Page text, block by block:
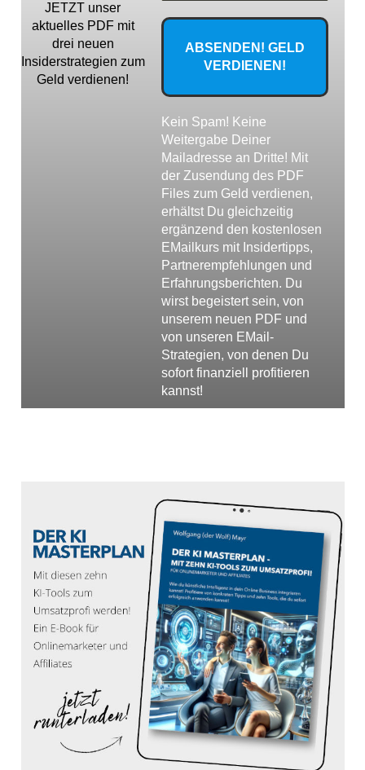
JETZT unser
aktuelles PDF mit
drei neuen
Insiderstrategien zum
Geld verdienen!
Kein Spam! Keine
Weitergabe Deiner
Mailadresse an Dritte! Mit
der Zusendung des PDF
Files zum Geld verdienen,
erhältst Du gleichzeitig
ergänzend den kostenlosen
EMailkurs mit Insidertipps,
Partnerempfehlungen und
Erfahrungsberichten. Du
wirst begeistert sein, von
unserem neuen PDF und
von unseren EMail-
Strategien, von denen Du
sofort finanziell profitieren
kannst!